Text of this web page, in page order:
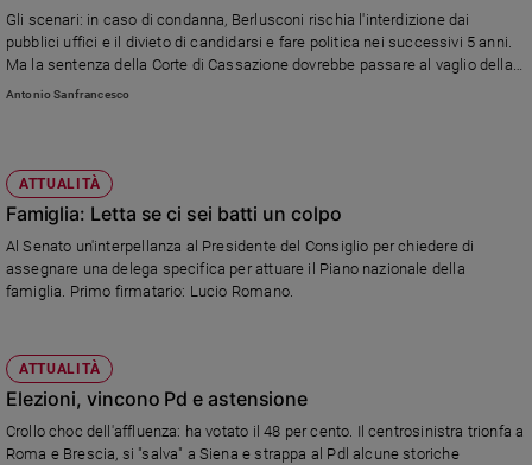
Gli scenari: in caso di condanna, Berlusconi rischia l'interdizione dai
pubblici uffici e il divieto di candidarsi e fare politica nei successivi 5 anni.
Ma la sentenza della Corte di Cassazione dovrebbe passare al vaglio della
Giunta per le immunità del Senato
Antonio Sanfrancesco
ATTUALITÀ
Famiglia: Letta se ci sei batti un colpo
Al Senato un'interpellanza al Presidente del Consiglio per chiedere di
assegnare una delega specifica per attuare il Piano nazionale della
famiglia. Primo firmatario: Lucio Romano.
ATTUALITÀ
Elezioni, vincono Pd e astensione
Crollo choc dell'affluenza: ha votato il 48 per cento. Il centrosinistra trionfa a
Roma e Brescia, si "salva" a Siena e strappa al Pdl alcune storiche